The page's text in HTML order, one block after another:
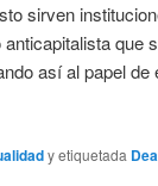
sirven
que
así al papel
y etiquetada